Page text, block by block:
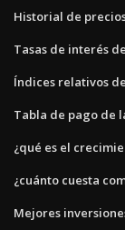
Historial de
Tasas de interés
Índices relativos
Tabla de pago de
¿qué es el
¿cuánto cuesta
Mejores